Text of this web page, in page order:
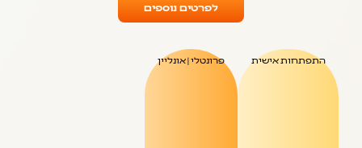
לפרטים נוספים
התפתחות אישית פרונטלי | אונליין